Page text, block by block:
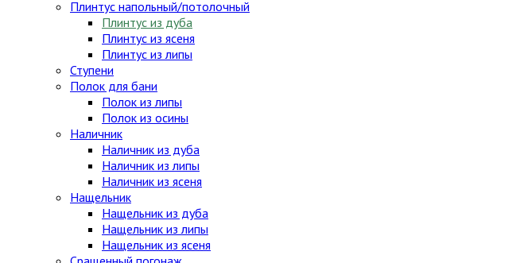
Плинтус напольный/потолочный
Плинтус из дуба
Плинтус из ясеня
Плинтус из липы
Ступени
Полок для бани
Полок из липы
Полок из осины
Наличник
Наличник из дуба
Наличник из липы
Наличник из ясеня
Нащельник
Нащельник из дуба
Нащельник из липы
Нащельник из ясеня